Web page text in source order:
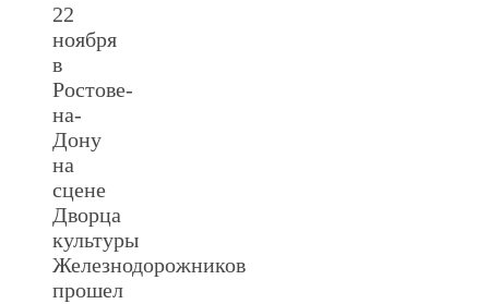
22
ноября
в
Ростове-
на-
Дону
на
сцене
Дворца
культуры
Железнодорожников
прошел